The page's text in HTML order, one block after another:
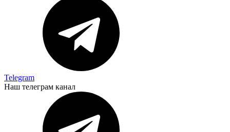
Telegram
Наш телеграм канал